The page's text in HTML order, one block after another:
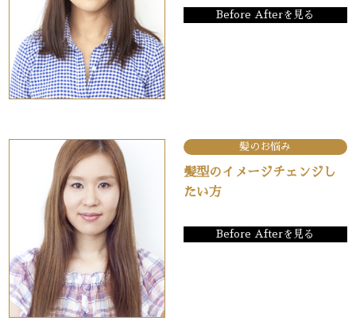
Before Afterを見る
髪のお悩み
髪型のイメージチェンジし
たい方
Before Afterを見る